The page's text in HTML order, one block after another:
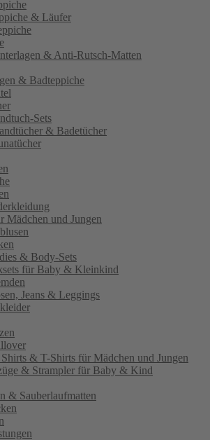
& Läufer
& Anti-Rutsch-Matten
& Badteppiche
Sets
& Badetücher
Mädchen und Jungen
& Body-Sets
für Baby & Kleinkind
Jeans & Leggings
& T-Shirts für Mädchen und Jungen
& Strampler für Baby & Kind
& Sauberlaufmatten